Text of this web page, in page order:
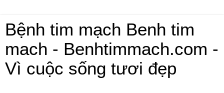
Bệnh tim mạch Benh tim
mach - Benhtimmach.com -
Vì cuộc sống tươi đẹp